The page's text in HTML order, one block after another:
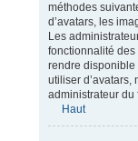
méthodes
d’avatars, les
Les
fonctionnalité des
rendre disponible
utiliser d’avatars,
administrateur du
Haut